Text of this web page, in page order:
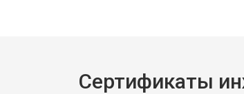
Сертификаты